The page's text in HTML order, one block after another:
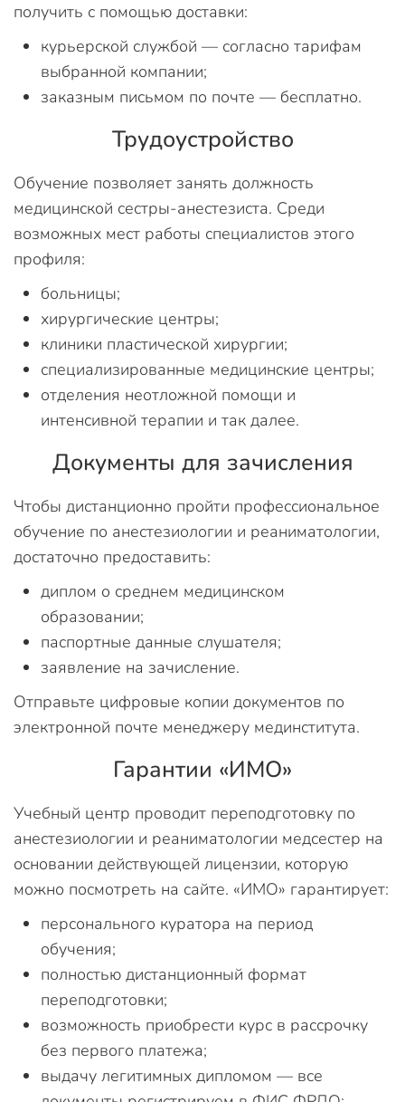
получить с помощью доставки:
курьерской службой — согласно тарифам
выбранной компании;
заказным письмом по почте — бесплатно.
Трудоустройство
Обучение позволяет занять должность
медицинской сестры-анестезиста. Среди
возможных мест работы специалистов этого
профиля:
больницы;
хирургические центры;
клиники пластической хирургии;
специализированные медицинские центры;
отделения неотложной помощи и
интенсивной терапии и так далее.
Документы для зачисления
Чтобы дистанционно пройти профессиональное
обучение по анестезиологии и реаниматологии,
достаточно предоставить:
диплом о среднем медицинском
образовании;
паспортные данные слушателя;
заявление на зачисление.
Отправьте цифровые копии документов по
электронной почте менеджеру мединститута.
Гарантии «ИМО»
Учебный центр проводит переподготовку по
анестезиологии и реаниматологии медсестер на
основании действующей лицензии, которую
можно посмотреть на сайте. «ИМО» гарантирует:
персонального куратора на период
обучения;
полностью дистанционный формат
переподготовки;
возможность приобрести курс в рассрочку
без первого платежа;
выдачу легитимных дипломом — все